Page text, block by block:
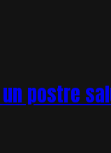
postre